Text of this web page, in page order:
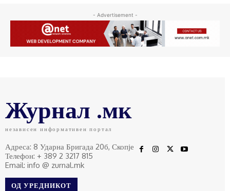
- Advertisement -
Журнал .мк
независен информативен портал
Адреса: 8 Ударна Бригада 20б, Скопје
Телефон: + 389 2 3217 815
Email: info @ zurnal.mk
ОД УРЕДНИКОТ